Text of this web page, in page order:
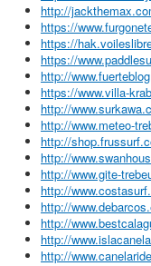
http://
https://
https://
https://
http://
https://www.villa-
http://
http://www.meteo-
http://
http://
http://www.gite-
http://
http://
http://
http://
http://